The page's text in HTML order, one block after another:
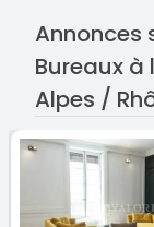
Annonces
Bureaux
Alpes /